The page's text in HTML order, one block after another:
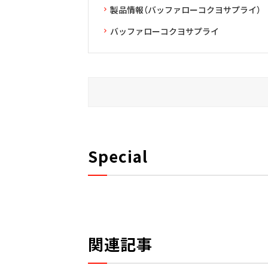
製品情報（バッファローコクヨサプライ）
バッファローコクヨサプライ
Special
関連記事